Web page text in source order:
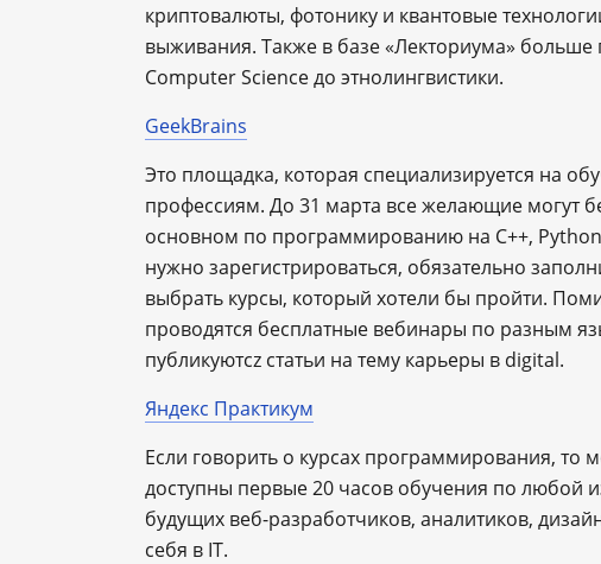
криптовалюты, фотонику и квантовые
выживания. Также в базе «Лекториума» больше
Computer Science до этнолингвистики.
GeekBrains
Это площадка, которая специализируется на
профессиям. До 31 марта все желающие могут
основном по программированию на C++,
нужно зарегистрироваться, обязательно
выбрать курсы, который хотели бы пройти.
проводятся бесплатные вебинары по разным
публикуютcz статьи на тему карьеры в digital.
Яндекс Практикум
Если говорить о курсах программирования, то
доступны первые 20 часов обучения по любой
будущих веб-разработчиков, аналитиков,
себя в IT.